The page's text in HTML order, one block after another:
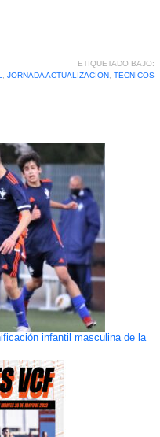
ETIQUETADO BAJO:
JORNADA ACTUALIZACION, TECNICOS
infantil masculina de la